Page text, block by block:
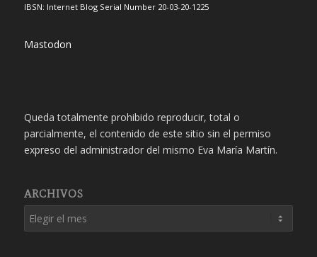
IBSN: Internet Blog Serial Number 20-03-20-1225
Mastodon
Queda totalmente prohibido reproducir, total o
parcialmente, el contenido de este sitio sin el permiso
expreso del administrador del mismo Eva María Martín.
ARCHIVOS